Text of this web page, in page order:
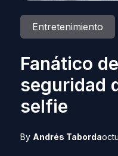
Entretenimiento
Fanático
seguridad
selfie
By Andrés Taborda